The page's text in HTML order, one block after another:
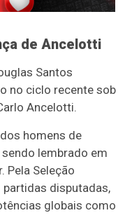
de Ancelotti
Santos
no ciclo recente sob
Ancelotti.
homens de
lembrado em
Pela Seleção
partidas disputadas,
globais como